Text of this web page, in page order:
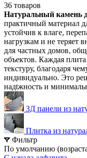
36 товаров
Натуральный камень
практичный материал
устойчив к влаге,
нагрузкам и не теряет
для частных домов,
объектов. Каждая
текстуру, благодаря
индивидуально. Это
надtжность и
3Д панели из
Плитка из
Фильтр
По умолчанию